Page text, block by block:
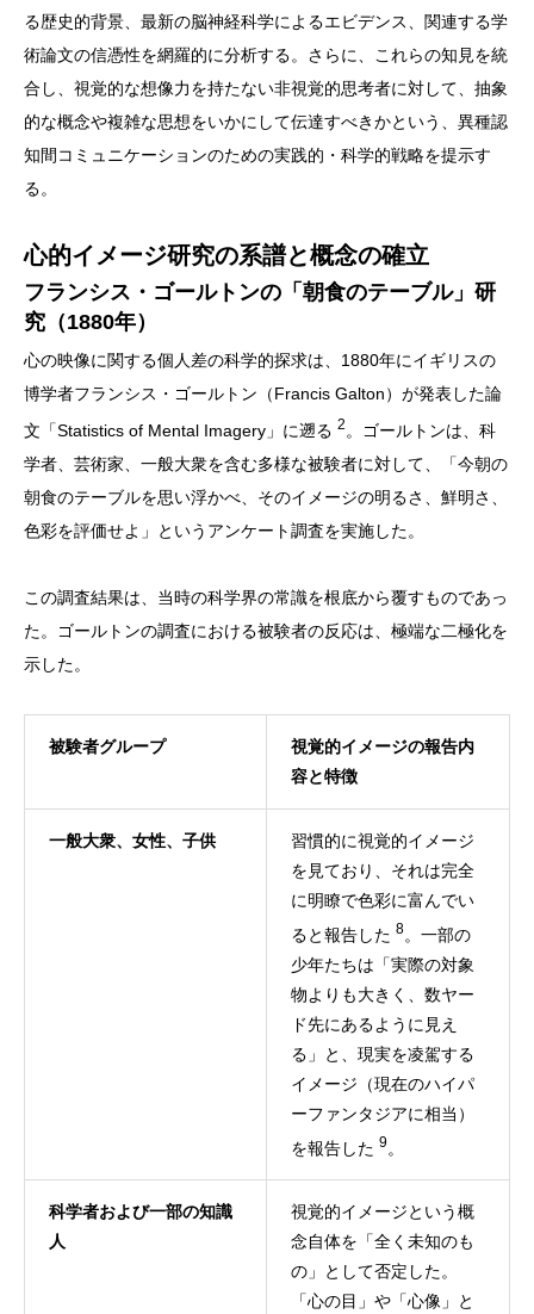
る歴史的背景、最新の脳神経科学によるエビデンス、関連する学
術論文の信憑性を網羅的に分析する。さらに、これらの知見を統
合し、視覚的な想像力を持たない非視覚的思考者に対して、抽象
的な概念や複雑な思想をいかにして伝達すべきかという、異種認
知間コミュニケーションのための実践的・科学的戦略を提示す
る。
心的イメージ研究の系譜と概念の確立
フランシス・ゴールトンの「朝食のテーブル」研
究（1880年）
心の映像に関する個人差の科学的探求は、1880年にイギリスの
博学者フランシス・ゴールトン（Francis Galton）が発表した論
文「Statistics of Mental Imagery」に遡る 2 。ゴールトンは、科
学者、芸術家、一般大衆を含む多様な被験者に対して、「今朝の
朝食のテーブルを思い浮かべ、そのイメージの明るさ、鮮明さ、
色彩を評価せよ」というアンケート調査を実施した。
この調査結果は、当時の科学界の常識を根底から覆すものであっ
た。ゴールトンの調査における被験者の反応は、極端な二極化を
示した。
被験者グループ
視覚的イメージの報告内
容と特徴
一般大衆、女性、子供
習慣的に視覚的イメージ
を見ており、それは完全
に明瞭で色彩に富んでい
ると報告した 8。一部の
少年たちは「実際の対象
物よりも大きく、数ヤー
ド先にあるように見え
る」と、現実を凌駕する
イメージ（現在のハイパ
ーファンタジアに相当）
を報告した 9。
科学者および一部の知識
人
視覚的イメージという概
念自体を「全く未知のも
の」として否定した。
「心の目」や「心像」と